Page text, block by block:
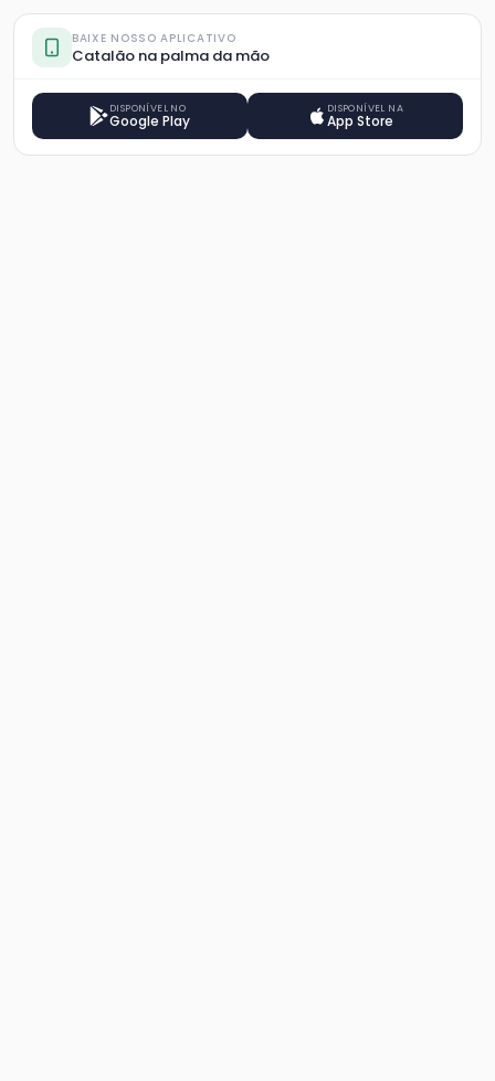
BAIXE NOSSO APLICATIVO
Catalão na palma da mão
DISPONÍVEL NO
Google Play
DISPONÍVEL NA
App Store